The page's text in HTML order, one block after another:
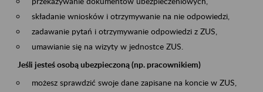
składanie wniosków i otrzymywanie na nie odpowiedzi,
zadawanie pytań i otrzymywanie odpowiedzi z ZUS,
umawianie się na wizyty w jednostce ZUS.
Jeśli jesteś osobą ubezpieczoną (np. pracownikiem)
możesz sprawdzić swoje dane zapisane na koncie w ZUS,